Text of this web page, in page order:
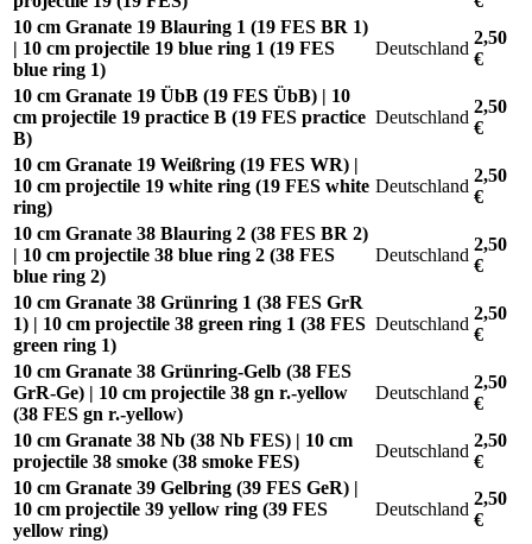
10 cm Granate 19 Blauring 1 (19 FES BR 1)
| 10 cm projectile 19 blue ring 1 (19 FES
blue ring 1)
Deutschland
2,50
€
10 cm Granate 19 ÜbB (19 FES ÜbB) | 10
cm projectile 19 practice B (19 FES practice
B)
Deutschland
2,50
€
10 cm Granate 19 Weißring (19 FES WR) |
10 cm projectile 19 white ring (19 FES white
ring)
Deutschland
2,50
€
10 cm Granate 38 Blauring 2 (38 FES BR 2)
| 10 cm projectile 38 blue ring 2 (38 FES
blue ring 2)
Deutschland
2,50
€
10 cm Granate 38 Grünring 1 (38 FES GrR
1) | 10 cm projectile 38 green ring 1 (38 FES
green ring 1)
Deutschland
2,50
€
10 cm Granate 38 Grünring-Gelb (38 FES
GrR-Ge) | 10 cm projectile 38 gn r.-yellow
(38 FES gn r.-yellow)
Deutschland
2,50
€
10 cm Granate 38 Nb (38 Nb FES) | 10 cm
projectile 38 smoke (38 smoke FES)
Deutschland
2,50
€
10 cm Granate 39 Gelbring (39 FES GeR) |
10 cm projectile 39 yellow ring (39 FES
yellow ring)
Deutschland
2,50
€